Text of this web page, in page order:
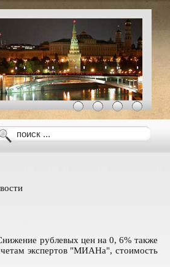
рублевых цен на 0, 6% также
экспертов "МИАНа", стоимость